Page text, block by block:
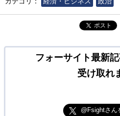
ポスト
フォーサイト最新
受け取れ
@Fsightさん